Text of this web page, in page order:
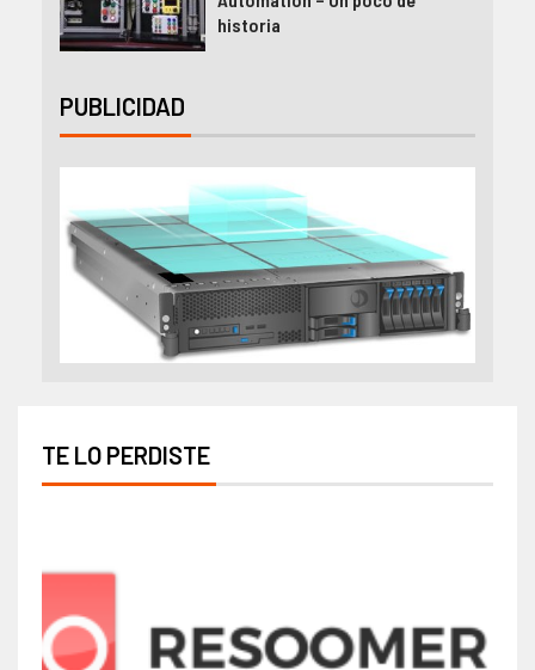
historia
PUBLICIDAD
TE LO PERDISTE